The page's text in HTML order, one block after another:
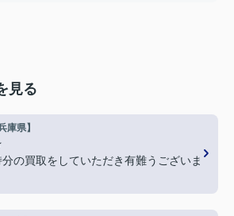
見る
庫県】
の買取をしていただき有難うございま